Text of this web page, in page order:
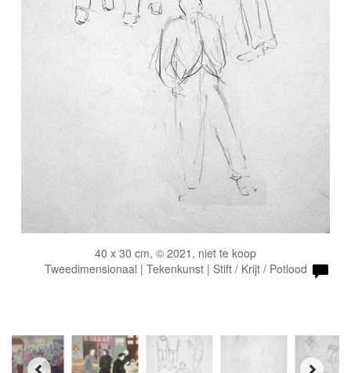
40 x 30 cm, © 2021, niet te koop
Tweedimensionaal | Tekenkunst | Stift / Krijt / Potlood